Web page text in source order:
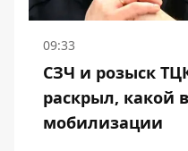
09:33
СЗЧ и розыск
раскрыл, какой
мобилизации